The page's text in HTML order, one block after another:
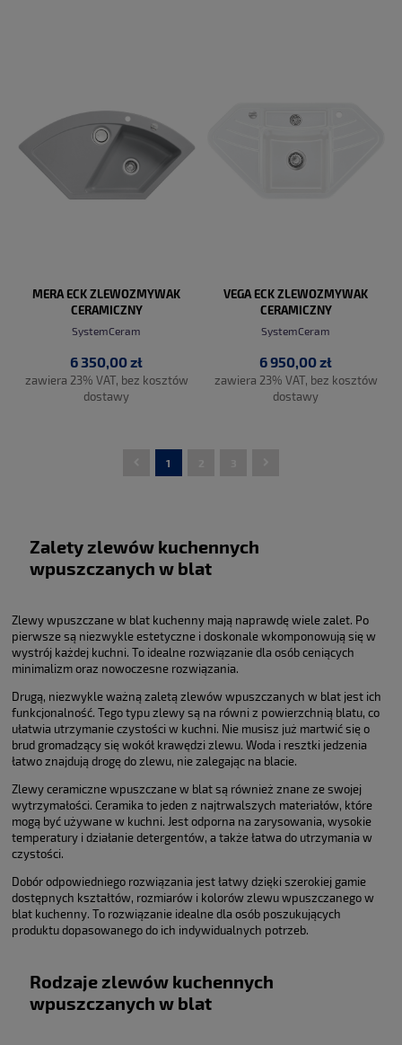
MERA ECK ZLEWOZMYWAK
CERAMICZNY
SystemCeram
6 350,00 zł
zawiera 23% VAT, bez kosztów
dostawy
VEGA ECK ZLEWOZMYWAK
CERAMICZNY
SystemCeram
6 950,00 zł
zawiera 23% VAT, bez kosztów
dostawy
1
Zalety zlewów kuchennych
wpuszczanych w blat
Zlewy wpuszczane w blat kuchenny mają naprawdę wiele zalet. Po
pierwsze są niezwykle estetyczne i doskonale wkomponowują się w
wystrój każdej kuchni. To idealne rozwiązanie dla osób ceniących
minimalizm oraz nowoczesne rozwiązania.
Drugą, niezwykle ważną zaletą zlewów wpuszczanych w blat jest ich
funkcjonalność. Tego typu zlewy są na równi z powierzchnią blatu, co
ułatwia utrzymanie czystości w kuchni. Nie musisz już martwić się o
brud gromadzący się wokół krawędzi zlewu. Woda i resztki jedzenia
łatwo znajdują drogę do zlewu, nie zalegając na blacie.
Zlewy ceramiczne wpuszczane w blat są również znane ze swojej
wytrzymałości. Ceramika to jeden z najtrwalszych materiałów, które
mogą być używane w kuchni. Jest odporna na zarysowania, wysokie
temperatury i działanie detergentów, a także łatwa do utrzymania w
czystości.
Dobór odpowiedniego rozwiązania jest łatwy dzięki szerokiej gamie
dostępnych kształtów, rozmiarów i kolorów zlewu wpuszczanego w
blat kuchenny. To rozwiązanie idealne dla osób poszukujących
produktu dopasowanego do ich indywidualnych potrzeb.
Rodzaje zlewów kuchennych
wpuszczanych w blat